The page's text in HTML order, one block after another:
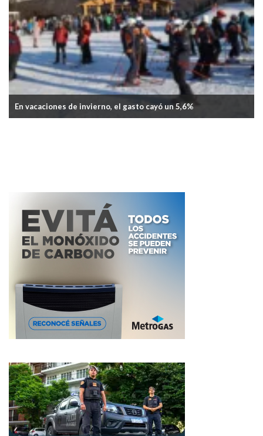
La inflación de junio fue del 1,9%